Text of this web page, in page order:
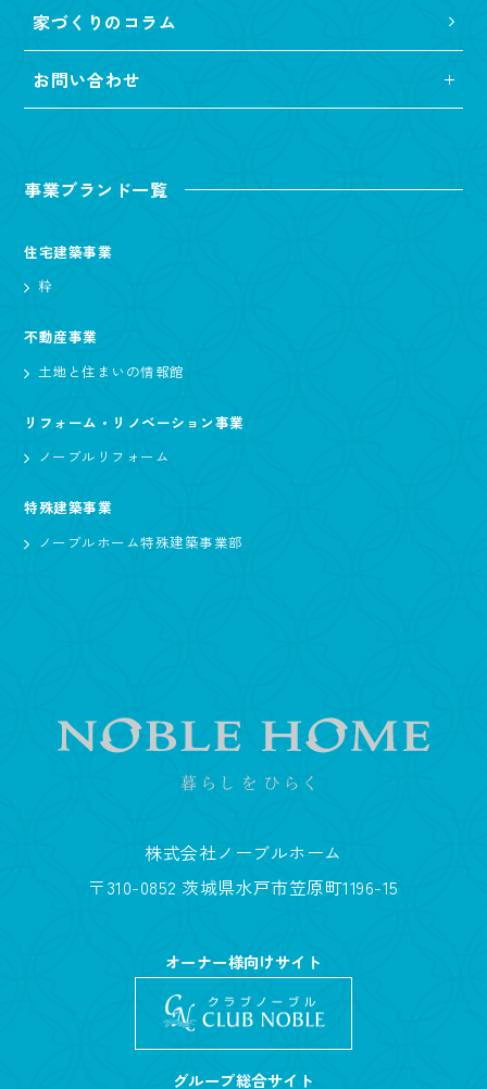
家づくりのコラム
お問い合わせ
事業ブランド一覧
住宅建築事業
粋
不動産事業
土地と住まいの情報館
リフォーム・リノベーション事業
ノーブルリフォーム
特殊建築事業
ノーブルホーム特殊建築事業部
株式会社ノーブルホーム
〒310-0852 茨城県水戸市笠原町1196-15
オーナー様向けサイト
グループ総合サイト